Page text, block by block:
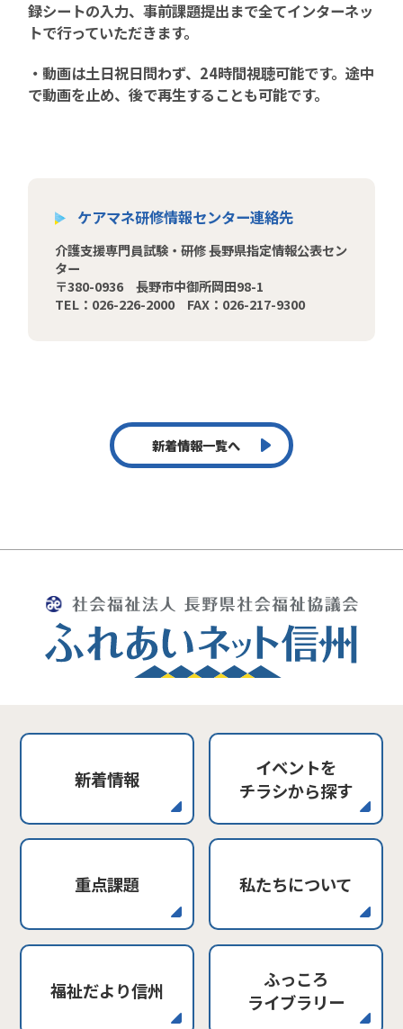
録シートの入力、事前課題提出まで全てインターネッ
トで行っていただきます。
・動画は土日祝日問わず、24時間視聴可能です。途中
で動画を止め、後で再生することも可能です。
ケアマネ研修情報センター連絡先
介護支援専門員試験・研修 長野県指定情報公表セン
ター
〒380-0936 長野市中御所岡田98-1
TEL：026-226-2000 FAX：026-217-9300
新着情報一覧へ
新着情報
イベントを
チラシから探す
重点課題 私たちについて
福祉だより信州
ふっころ
ライブラリー